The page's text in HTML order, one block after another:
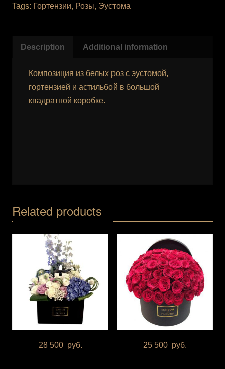
Tags: Гортензии, Розы, Эустома
Description Additional information
Композиция из белых роз с эустомой,
гортензией и астильбой в большой
квадратной коробке.
Related products
28 500 руб. 25 500 руб.